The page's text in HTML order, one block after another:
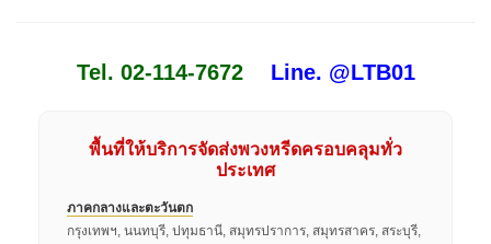
Tel. 02-114-7672 Line. @LTB01
พื้นที่ให้บริการจัดส่งพวงหรีดครอบคลุมทั่ว
ประเทศ
ภาคกลางและตะวันตก
กรุงเทพฯ, นนทบุรี, ปทุมธานี, สมุทรปราการ, สมุทรสาคร, สระบุรี,